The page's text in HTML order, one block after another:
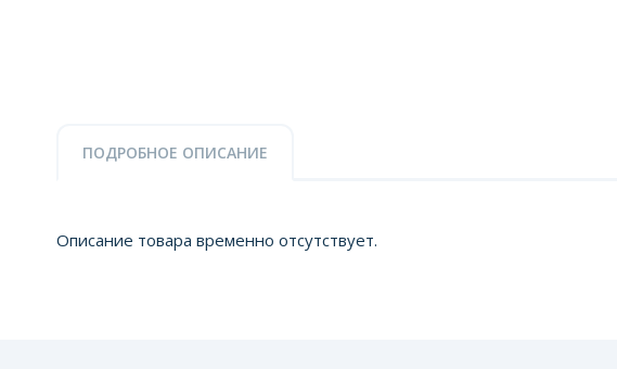
ПОДРОБНОЕ ОПИСАНИЕ
Описание товара временно отсутствует.